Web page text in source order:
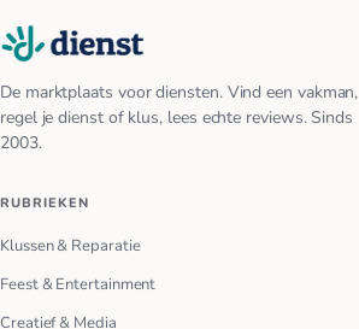
De marktplaats voor diensten. Vind een vakman,
regel je dienst of klus, lees echte reviews. Sinds
2003.
RUBRIEKEN
Klussen & Reparatie
Feest & Entertainment
Creatief & Media